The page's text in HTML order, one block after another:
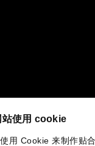
站使用 cookie
用 Cookie 来制作贴